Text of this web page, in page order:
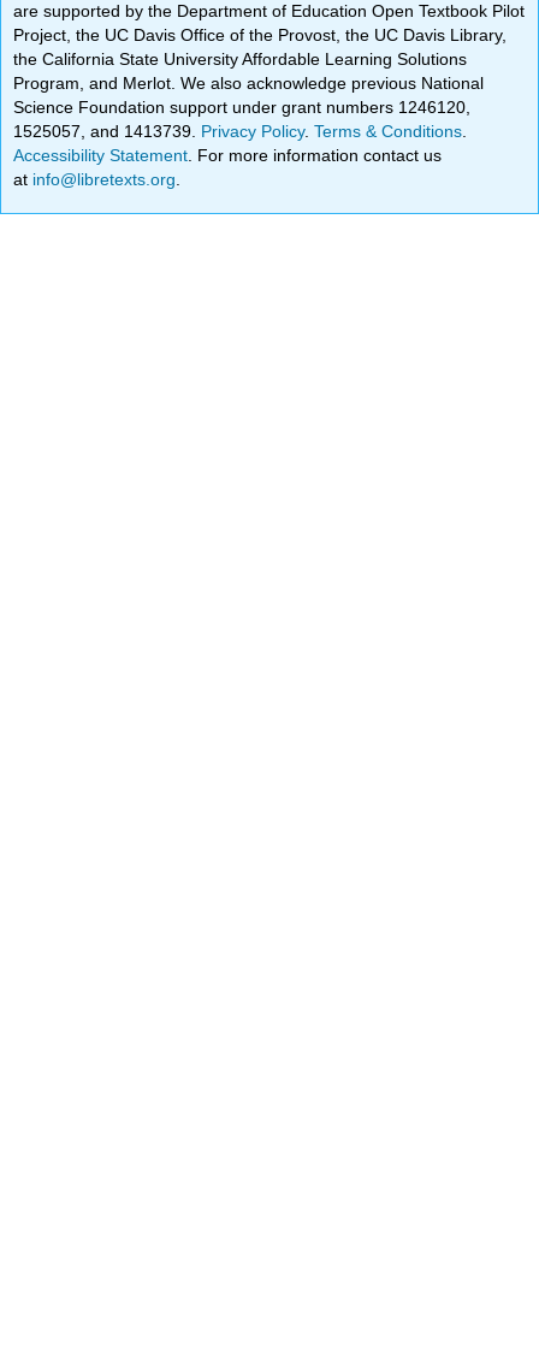
are supported by the Department of Education Open Textbook Pilot
Project, the UC Davis Office of the Provost, the UC Davis Library,
the California State University Affordable Learning Solutions
Program, and Merlot. We also acknowledge previous National
Science Foundation support under grant numbers 1246120,
1525057, and 1413739. Privacy Policy.Terms & Conditions
Accessibility Statement . For more information contact us
at info@libretexts.org